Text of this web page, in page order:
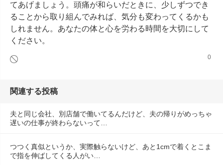
てあげましょう。頭痛が和らいだときに、少しずつでき
ることから取り組んでみれば、気分も変わってくるかも
しれません。あなたの体と心を労わる時間を大切にして
ください。
0
関連する投稿
夫と同じ会社、別店舗で働いてるんだけど、夫の帰りがめっちゃ
遅いの仕事が終わらないって…
つつく真似というか、実際触らないけど、あと1cmで着くとこま
で指を伸ばしてくる人がい…